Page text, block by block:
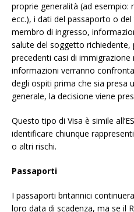
proprie generalità (ad esempio:
ecc.), i dati del passaporto o
membro di ingresso,
salute del soggetto richiedente,
precedenti casi di immigrazione
informazioni verranno
degli ospiti prima che sia presa
generale, la decisione viene
Questo tipo di Visa è simile
identificare chiunque
o altri rischi.
Passaporti
I passaporti britannici
loro data di scadenza, ma se il